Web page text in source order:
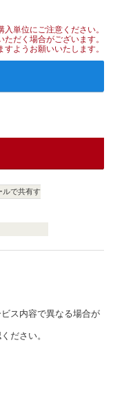
入単位にご注意ください。
だく場合がございます。
ようお願いいたします。
ルで共有す
ス内容で異なる場合が
ださい。